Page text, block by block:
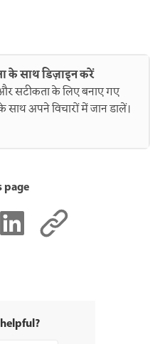
के साथ डिज़ाइन करें
सटीकता के लिए बनाए गए
साथ अपने विचारों में जान डालें।
page